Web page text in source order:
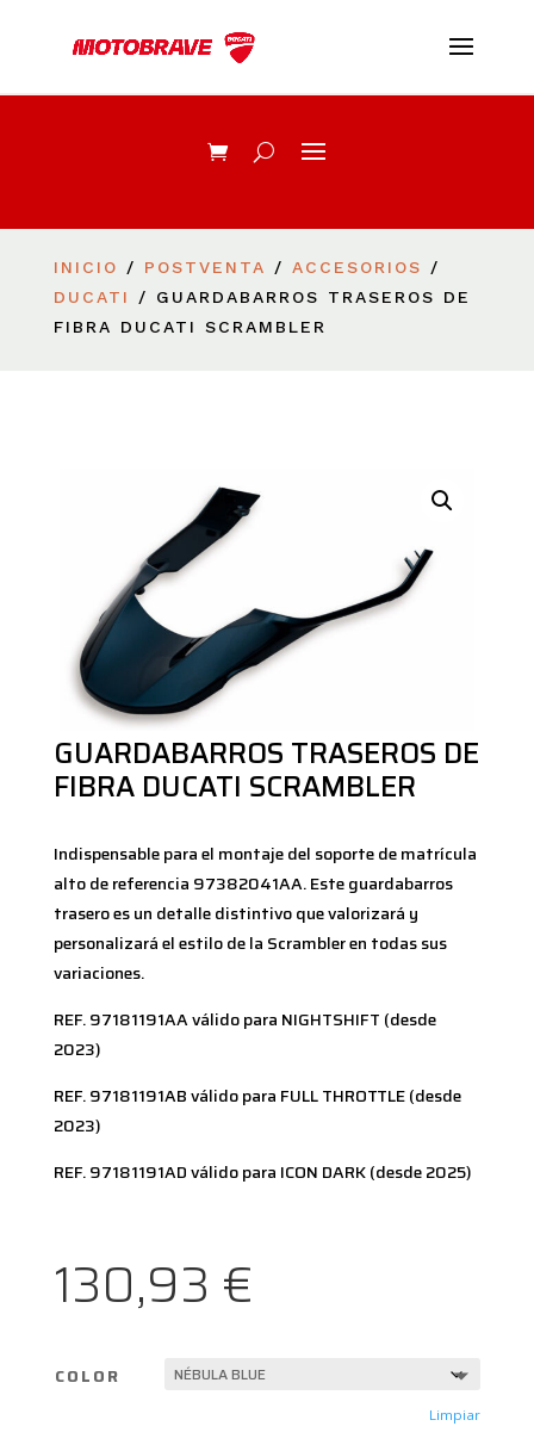
INICIO / POSTVENTA / ACCESORIOS
/
DUCATI
/ GUARDABARROS TRASEROS DE
FIBRA DUCATI SCRAMBLER
GUARDABARROS TRASEROS DE
FIBRA DUCATI SCRAMBLER
Indispensable para el montaje del soporte de matrícula
alto de referencia 97382041AA. Este guardabarros
trasero es un detalle distintivo que valorizará y
personalizará el estilo de la Scrambler en todas sus
variaciones.
REF. 97181191AA válido para NIGHTSHIFT (desde
2023)
REF. 97181191AB válido para FULL THROTTLE (desde
2023)
REF. 97181191AD válido para ICON DARK (desde 2025)
130,93 €
COLOR
Limpiar